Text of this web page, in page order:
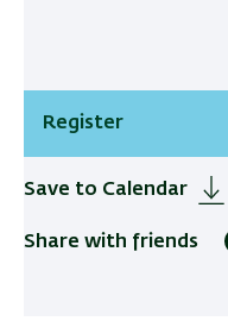
Register
Save to Calendar
Share with friends